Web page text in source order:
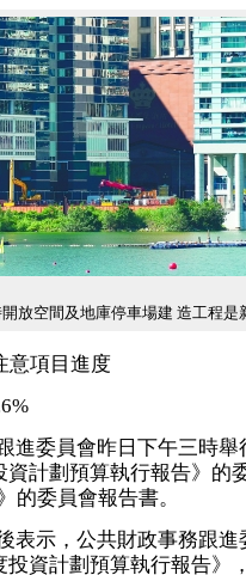
放空間及地庫停車場建 造工程是
項目進度
進委員會昨日下午三時舉
資計劃預算執行報告》的
的委員會報告書。
表示，公共財政事務跟進
資計劃預算執行報告》